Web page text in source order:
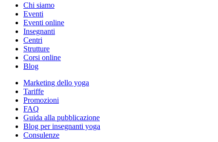
Chi siamo
Eventi
Eventi online
Insegnanti
Centri
Strutture
Corsi online
Blog
Marketing dello yoga
Tariffe
Promozioni
FAQ
Guida alla pubblicazione
Blog per insegnanti yoga
Consulenze